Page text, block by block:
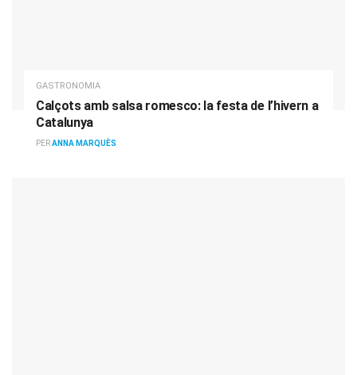
GASTRONOMIA
Calçots amb salsa romesco: la festa de l’hivern a
Catalunya
PERANNA MARQUÈS